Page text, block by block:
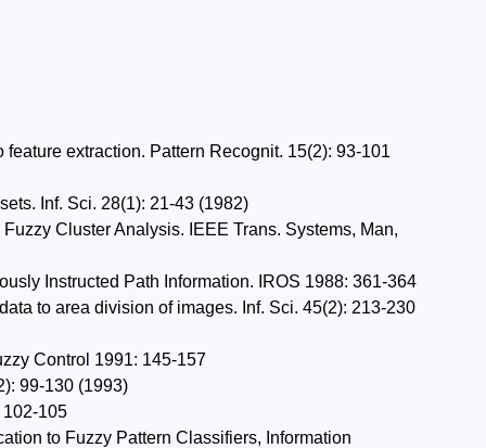
extraction. Pattern Recognit. 15(2): 93-101
Inf. Sci. 28(1): 21-43 (1982)
Cluster Analysis. IEEE Trans. Systems, Man,
Instructed Path Information. IROS 1988: 361-364
to area division of images. Inf. Sci. 45(2): 213-230
Control 1991: 145-157
99-130 (1993)
105
to Fuzzy Pattern Classifiers, Information